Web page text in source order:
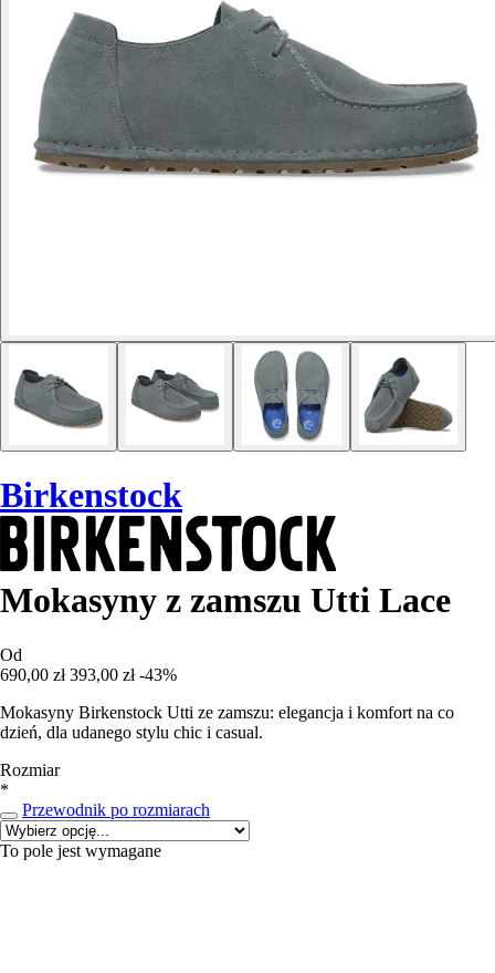
Birkenstock
Mokasyny z zamszu Utti Lace
Od
690,00 zł 393,00 zł -43%
Mokasyny Birkenstock Utti ze zamszu: elegancja i komfort na co
dzień, dla udanego stylu chic i casual.
Rozmiar
*
Przewodnik po rozmiarach
To pole jest wymagane